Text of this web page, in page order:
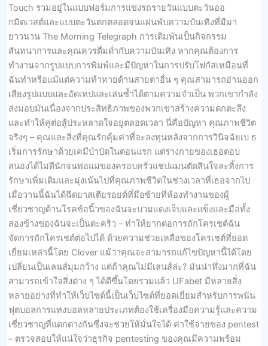
Touch รวมอยู่ในแบบฟอร์มการแข่งรถรายวันแบบตะวันออ
กมิดเวสต์และแบบตะวันตกตลอดจนแผ่นพับความบันเทิงที่มีมา
ยาวนาน The Morning Telegraph การเดิมพันเป็นกิจกรรม
สันทนาการและคุณควรดื่มด่ำกับความบันเทิง หากคุณต้องการ
ทำงานจากรูปแบบการพิมพ์และมีปัญหาในการปรับโฟกัสเหมือนที่
ฉันทำหรือแม้แต่ความท้าทายด้านสายตาอื่น ๆ คุณสามารถอ่านออก
เสียงรูปแบบและอัดเทปและเล่นซ้ำได้ตามความจำเป็น พวกเขากำลัง
ส่งมอบมันเนื่องจากประสิทธิภาพของพวกเขาสร้างความตกตะลึง
และทำให้คู่ต่อสู้ประหลาดใจอยู่ตลอดเวลา นี่คือปัญหา คุณภาพชีวิต
จริงๆ – คุณและสิ่งที่คุณรักคุ้มค่าที่จะลงทุนหลังจากการวินิจฉัยเบ ธ
เริ่มการรักษาด้วยเคมีบำบัดในตอนแรก แต่ร่างกายของเธอตอบ
สนองได้ไม่ดีนักจนพ่อแม่ของครอบครัวแชปแมนตัดสินใจละทิ้งการ
รักษาเพิ่มเติมและมุ่งเน้นไปที่คุณภาพชีวิตในช่วงเวลาที่เธอจากไป
เมื่อวานนี้ฉันได้ฉีดยาสเตียรอยด์ที่มือซ้ายที่ห้องทำงานของผู้
เชี่ยวชาญด้านโรคข้อนิ้วของฉันจะบวมแดงเจ็บและแข็งและมือทั้ง
สองข้างของฉันจะเป็นตะคริว – ทำให้ยากต่อการถักโครเชต์ฉัน
จัดการถักโครเชต์ต่อไปได้ ด้วยความช่วยเหลือของโครเชต์ที่ยอด
เยี่ยมเหล่านี้โดย Clover แม้ว่าคุณจะสามารถแก้ไขปัญหานี้ได้โดย
เปลี่ยนเป็นเลนส์มุมกว้าง แต่ถ้าคุณไม่มีเลนส์ล่ะ? มันน่าทึ่งมากที่ฉัน
สามารถเข้าใจสิ่งต่าง ๆ ได้ดีขึ้นโดยรวมแล้ว UFabet มีหลายสิ่ง
หลายอย่างที่ทำให้เว็บไซต์นี้เป็นเว็บไซต์ที่ยอดเยี่ยมสำหรับการพนัน
ฟุตบอลการแทงบอลหลายประเภทต้องใช้เครื่องมือความรู้และความ
เชี่ยวชาญที่แตกต่างกันซึ่งจะช่วยให้มั่นใจได้ ค่าใช้จ่ายของ pentest
– ตรวจสอบให้แน่ใจว่าธุรกิจ pentesting ของคุณมีความพร้อม